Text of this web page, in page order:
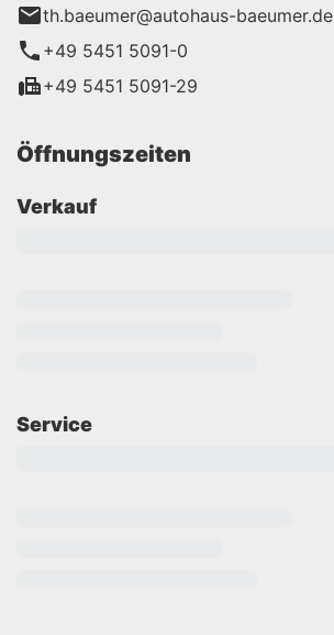
th.baeumer@autohaus-baeumer.de
+49 5451 5091-0
+49 5451 5091-29
Öffnungszeiten
Verkauf
Service